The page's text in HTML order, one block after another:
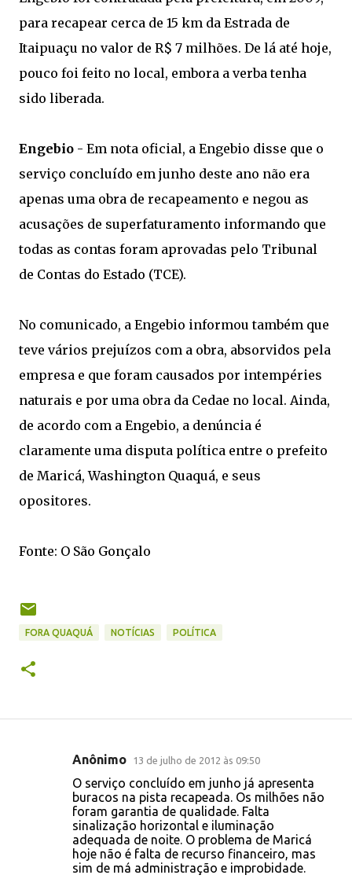
para recapear cerca de 15 km da Estrada de
Itaipuaçu no valor de R$ 7 milhões. De lá até hoje,
pouco foi feito no local, embora a verba tenha
sido liberada.
Engebio - Em nota oficial, a Engebio disse que o
serviço concluído em junho deste ano não era
apenas uma obra de recapeamento e negou as
acusações de superfaturamento informando que
todas as contas foram aprovadas pelo Tribunal
de Contas do Estado (TCE).
No comunicado, a Engebio informou também que
teve vários prejuízos com a obra, absorvidos pela
empresa e que foram causados por intempéries
naturais e por uma obra da Cedae no local. Ainda,
de acordo com a Engebio, a denúncia é
claramente uma disputa política entre o prefeito
de Maricá, Washington Quaquá, e seus
opositores.
Fonte: O São Gonçalo
FORA QUAQUÁ NOTÍCIAS POLÍTICA
Anônimo 13 de julho de 2012 às 09:50
O serviço concluído em junho já apresenta
buracos na pista recapeada. Os milhões não
foram garantia de qualidade. Falta
sinalização horizontal e iluminação
adequada de noite. O problema de Maricá
hoje não é falta de recurso financeiro, mas
sim de má administração e improbidade.